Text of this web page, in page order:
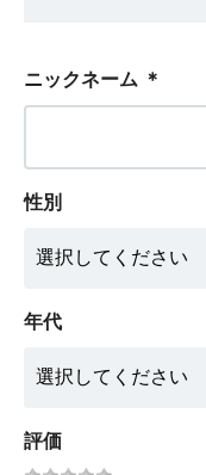
ニックネーム ＊
性別
年代
評価